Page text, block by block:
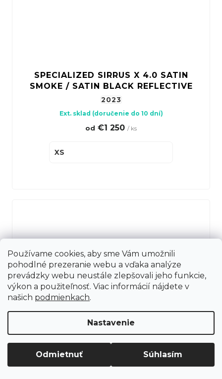
Používame cookies, aby sme Vám umožnili
pohodlné prezeranie webu a vďaka analýze
prevádzky webu neustále zlepšovali jeho funkcie,
výkon a použiteľnosť. Viac informácií nájdete v
našich podmienkach.
Nastavenie
Odmietnuť Súhlasím
SPECIALIZED SIRRUS X 4.0 SATIN
SMOKE / SATIN BLACK REFLECTIVE
2023
Ext. sklad (doručenie do 10 dní)
od €1 250 / ks
XS
SPECIALIZED DIVERGE 4 SPORT
ALLOY - SHIMANO CUES GLOSS
DARK NAVY / DOLOMITE METALLIC